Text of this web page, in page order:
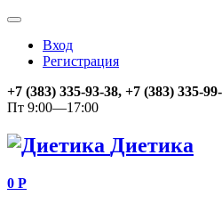
Вход
Регистрация
+7 (383) 335-93-38, +7 (383) 335-
Пт 9:00—17:00
Диетика
0 Р